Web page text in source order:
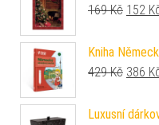
169Kč 152
Kniha
429Kč 386
Luxusní